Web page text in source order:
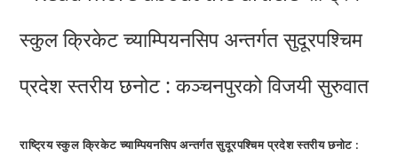
राष्ट्रिय स्कुल क्रिकेट च्याम्पियनसिप अन्तर्गत सुदूरपश्चिम प्रदेश स्तरीय छनोट :